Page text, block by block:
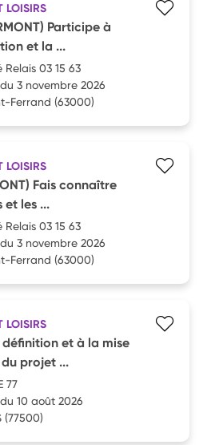
LOISIRS
Participe à
et la ...
Relais 03 15 63
3 novembre 2026
Ferrand (63000)
LOISIRS
Fais connaître
et les ...
Relais 03 15 63
3 novembre 2026
Ferrand (63000)
LOISIRS
et à la mise
projet ...
77
10 août 2026
(77500)